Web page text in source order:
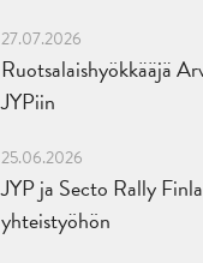
27.07.2026
Ruotsalaishyökkääjä
JYPiin
25.06.2026
JYP ja Secto Rally
yhteistyöhön